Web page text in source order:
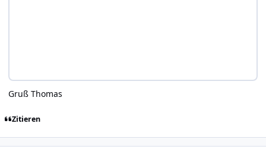
Gruß Thomas
Zitieren